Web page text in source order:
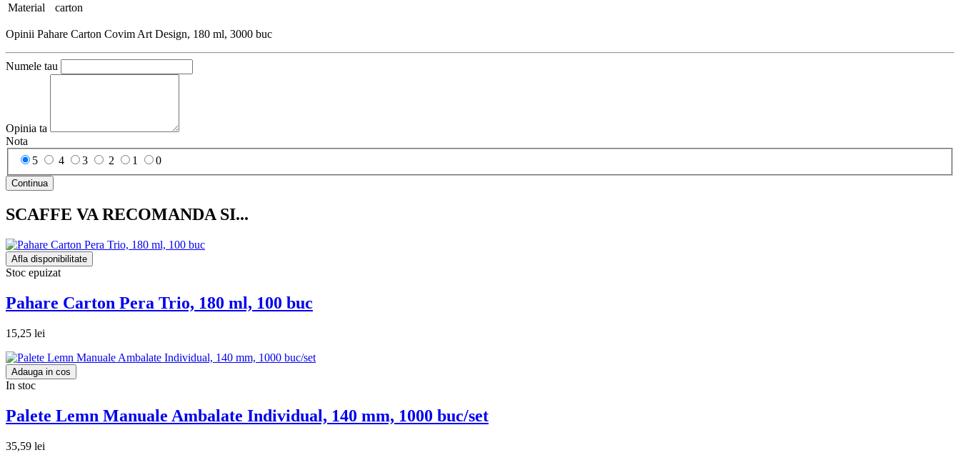
Material
carton
Opinii Pahare Carton Covim Art Design, 180 ml, 3000 buc
Numele tau
Opinia ta
Nota
5
4 3 2 1 0
Continua
SCAFFE VA RECOMANDA SI...
Afla disponibilitate
Stoc epuizat
Pahare Carton Pera Trio, 180 ml, 100 buc
15,25 lei
Adauga in cos
In stoc
Palete Lemn Manuale Ambalate Individual, 140 mm, 1000 buc/set
35,59 lei